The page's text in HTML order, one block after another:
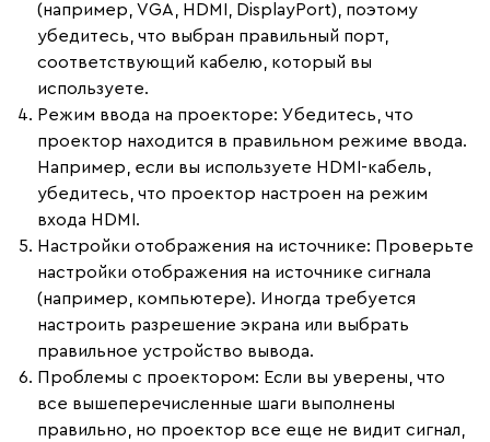
(например, VGA, HDMI, DisplayPort), поэтому
убедитесь, что выбран правильный порт,
соответствующий кабелю, который вы
используете.
Режим ввода на проекторе: Убедитесь, что
проектор находится в правильном режиме ввода.
Например, если вы используете HDMI-кабель,
убедитесь, что проектор настроен на режим
входа HDMI.
Настройки отображения на источнике: Проверьте
настройки отображения на источнике сигнала
(например, компьютере). Иногда требуется
настроить разрешение экрана или выбрать
правильное устройство вывода.
Проблемы с проектором: Если вы уверены, что
все вышеперечисленные шаги выполнены
правильно, но проектор все еще не видит сигнал,